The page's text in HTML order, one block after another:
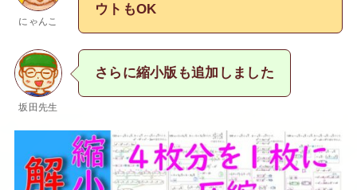
にゃんこ
ウトもOK
坂田先生
さらに縮小版も追加しました